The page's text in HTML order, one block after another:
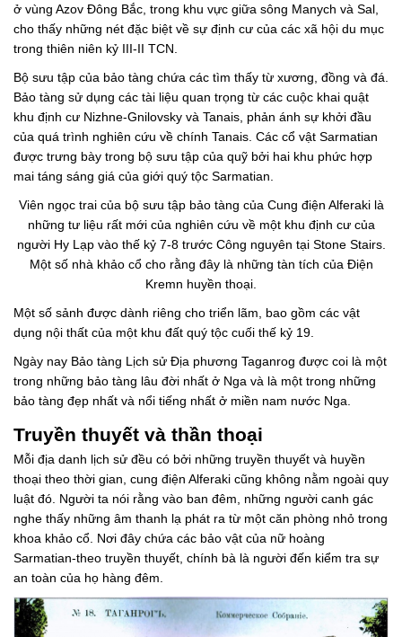
ở vùng Azov Đông Bắc, trong khu vực giữa sông Manych và Sal,
cho thấy những nét đặc biệt về sự định cư của các xã hội du mục
trong thiên niên kỷ III-II TCN.
Bộ sưu tập của bảo tàng chứa các tìm thấy từ xương, đồng và đá.
Bảo tàng sử dụng các tài liệu quan trọng từ các cuộc khai quật
khu định cư Nizhne-Gnilovsky và Tanais, phản ánh sự khởi đầu
của quá trình nghiên cứu về chính Tanais. Các cổ vật Sarmatian
được trưng bày trong bộ sưu tập của quỹ bởi hai khu phức hợp
mai táng sáng giá của giới quý tộc Sarmatian.
Viên ngọc trai của bộ sưu tập bảo tàng của Cung điện Alferaki là
những tư liệu rất mới của nghiên cứu về một khu định cư của
người Hy Lạp vào thế kỷ 7-8 trước Công nguyên tại Stone Stairs.
Một số nhà khảo cổ cho rằng đây là những tàn tích của Điện
Kremn huyền thoại.
Một số sảnh được dành riêng cho triển lãm, bao gồm các vật
dụng nội thất của một khu đất quý tộc cuối thế kỷ 19.
Ngày nay Bảo tàng Lịch sử Địa phương Taganrog được coi là một
trong những bảo tàng lâu đời nhất ở Nga và là một trong những
bảo tàng đẹp nhất và nổi tiếng nhất ở miền nam nước Nga.
Truyền thuyết và thần thoại
Mỗi địa danh lịch sử đều có bởi những truyền thuyết và huyền
thoại theo thời gian, cung điện Alferaki cũng không nằm ngoài quy
luật đó. Người ta nói rằng vào ban đêm, những người canh gác
nghe thấy những âm thanh lạ phát ra từ một căn phòng nhỏ trong
khoa khảo cổ. Nơi đây chứa các bảo vật của nữ hoàng
Sarmatian-theo truyền thuyết, chính bà là người đến kiểm tra sự
an toàn của họ hàng đêm.